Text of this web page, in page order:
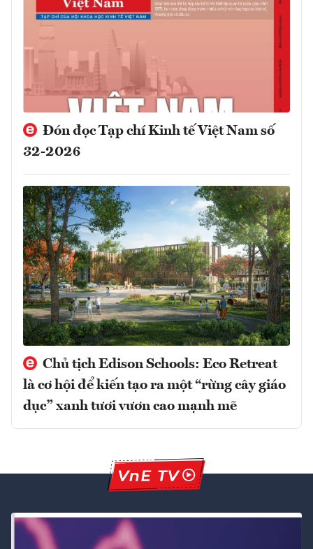
Đón đọc Tạp chí Kinh tế Việt Nam số
32-2026
Chủ tịch Edison Schools: Eco Retreat
là cơ hội để kiến tạo ra một “rừng cây giáo
dục” xanh tươi vươn cao mạnh mẽ